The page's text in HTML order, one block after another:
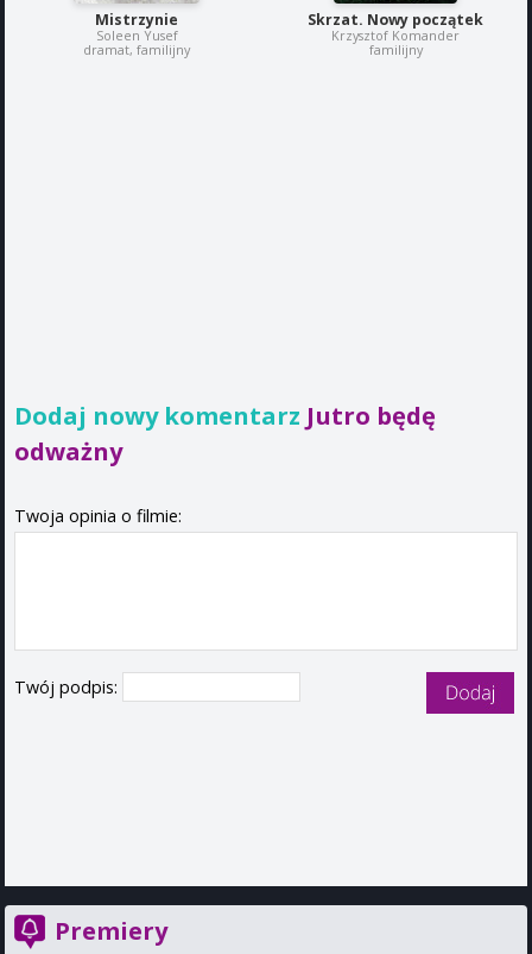
Mistrzynie
Soleen Yusef
dramat, familijny
Skrzat. Nowy początek
Krzysztof Komander
familijny
Dodaj nowy komentarz Jutro będę
odważny
Twoja opinia o filmie:
Twój podpis:
Premiery